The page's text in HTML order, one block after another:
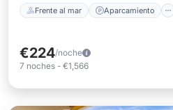
Frente al mar Aparcamiento
€224/noche
7 noches - €1,566